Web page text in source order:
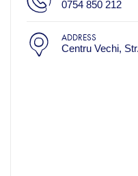
0754 850 212
ADDRESS
Centru Vechi,